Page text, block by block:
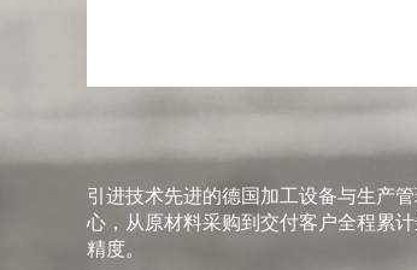
引进技术先进的德国加工设备与生产
心，从原材料采购到交付客户全程累
精度。